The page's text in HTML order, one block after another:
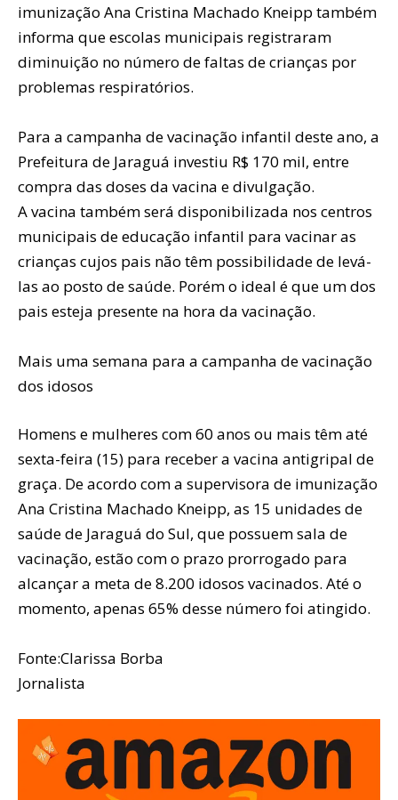
imunização Ana Cristina Machado Kneipp também
informa que escolas municipais registraram
diminuição no número de faltas de crianças por
problemas respiratórios.
Para a campanha de vacinação infantil deste ano, a
Prefeitura de Jaraguá investiu R$ 170 mil, entre
compra das doses da vacina e divulgação.
A vacina também será disponibilizada nos centros
municipais de educação infantil para vacinar as
crianças cujos pais não têm possibilidade de levá-
las ao posto de saúde. Porém o ideal é que um dos
pais esteja presente na hora da vacinação.
Mais uma semana para a campanha de vacinação
dos idosos
Homens e mulheres com 60 anos ou mais têm até
sexta-feira (15) para receber a vacina antigripal de
graça. De acordo com a supervisora de imunização
Ana Cristina Machado Kneipp, as 15 unidades de
saúde de Jaraguá do Sul, que possuem sala de
vacinação, estão com o prazo prorrogado para
alcançar a meta de 8.200 idosos vacinados. Até o
momento, apenas 65% desse número foi atingido.
Fonte:Clarissa Borba
Jornalista